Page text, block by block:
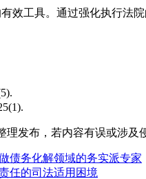
效工具。通过强化执行法
理发布，若内容有误或涉及
债务化解领域的务实派专家
任的司法适用困境